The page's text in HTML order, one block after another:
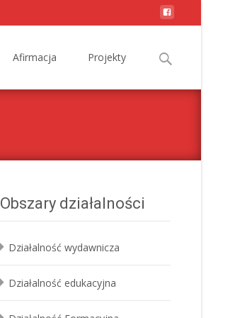
Afirmacja Projekty
Search
Obszary działalności
Działalność wydawnicza
Działalność edukacyjna